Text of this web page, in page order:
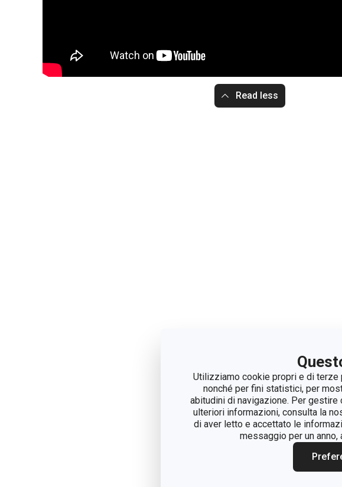
Utilizziamo cookie propri e di terze
nonché per fini statistici, per
abitudini di navigazione. Per
ulteriori informazioni, consulta la
di aver letto e accettato le
messaggio per un
Read less